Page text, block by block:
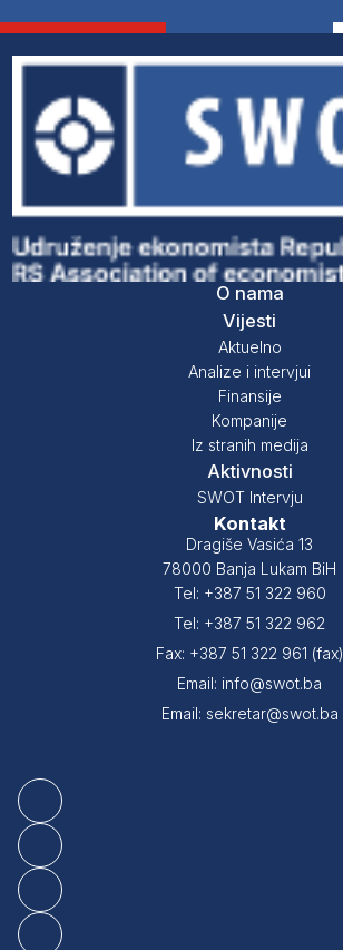
O nama
Vijesti
Aktuelno
Analize i intervjui
Finansije
Kompanije
Iz stranih medija
Aktivnosti
SWOT Intervju
Kontakt
Dragiše Vasića 13
78000 Banja Lukam BiH
Tel: +387 51 322 960
Tel: +387 51 322 962
Fax: +387 51 322 961 (fax)
Email: info@swot.ba
Email: sekretar@swot.ba